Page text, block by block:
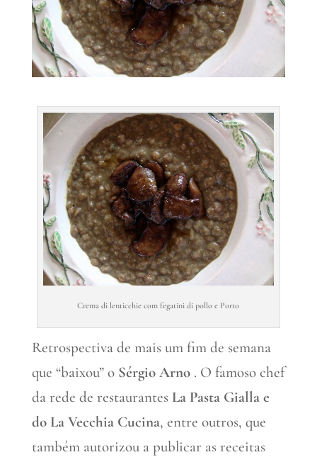
Crema di lenticchie com fegatini di pollo e Porto
Retrospectiva de mais um fim de semana
que “baixou” o Sérgio Arno. O famoso chef
da rede de restaurantes La Pasta Gialla e
do La Vecchia Cucina, entre outros, que
também autorizou a publicar as receitas